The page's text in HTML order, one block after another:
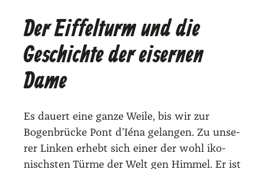
Der Eiffelturm und die
Geschichte der eisernen
Dame
Es dau­ert eine gan­ze Wei­le, bis wir zur
Bogen­brü­cke Pont d’Ié­na gelan­gen. Zu unse­
rer Lin­ken erhebt sich einer der wohl iko­
nischs­ten Tür­me der Welt gen Him­mel. Er ist